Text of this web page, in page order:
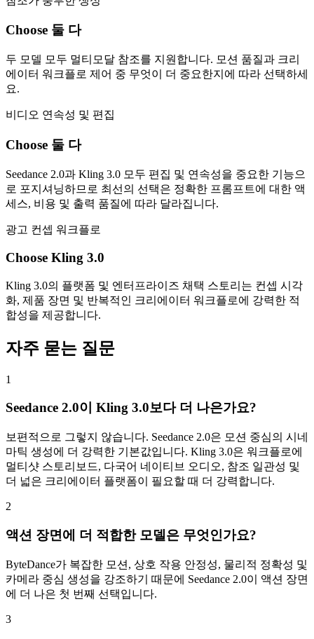
Choose 둘 다
두 모델 모두 멀티모달 참조를 지원합니다. 모션 품질과 크리
에이터 워크플로 제어 중 무엇이 더 중요한지에 따라 선택하세
요.
비디오 연속성 및 편집
Choose 둘 다
Seedance 2.0과 Kling 3.0 모두 편집 및 연속성을 중요한 기능으
로 포지셔닝하므로 최선의 선택은 정확한 프롬프트에 대한 액
세스, 비용 및 출력 품질에 따라 달라집니다.
광고 컨셉 워크플로
Choose Kling 3.0
Kling 3.0의 플랫폼 및 엔터프라이즈 채택 스토리는 컨셉 시각
화, 제품 장면 및 반복적인 크리에이터 워크플로에 강력한 적
합성을 제공합니다.
자주 묻는 질문
1
Seedance 2.0이 Kling 3.0보다 더 나은가요?
보편적으로 그렇지 않습니다. Seedance 2.0은 모션 중심의 시네
마틱 생성에 더 강력한 기본값입니다. Kling 3.0은 워크플로에
멀티샷 스토리보드, 다국어 네이티브 오디오, 참조 일관성 및
더 넓은 크리에이터 플랫폼이 필요할 때 더 강력합니다.
2
액션 장면에 더 적합한 모델은 무엇인가요?
ByteDance가 복잡한 모션, 상호 작용 안정성, 물리적 정확성 및
카메라 중심 생성을 강조하기 때문에 Seedance 2.0이 액션 장면
에 더 나은 첫 번째 선택입니다.
3